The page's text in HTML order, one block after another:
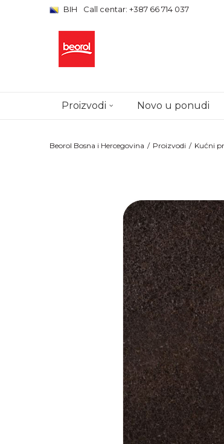
BIH Call centar: +387 66 714 037
Proizvodi Novo u ponudi
Beorol Bosna i Hercegovina Proizvodi Kućni